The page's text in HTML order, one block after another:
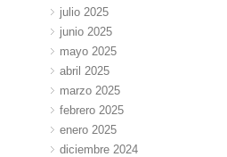
julio 2025
junio 2025
mayo 2025
abril 2025
marzo 2025
febrero 2025
enero 2025
diciembre 2024